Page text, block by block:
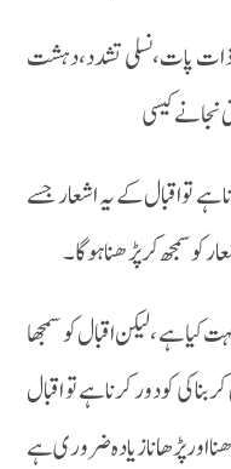
پات،نسلی تشدد،دہشت
نجانے کیسی
ہے تواقبال کے یہ اشعار جسے
کو سمجھ کر پڑھنا ہوگا۔
ہے ، لیکن اقبال کو سمجھا
کو دور کرنا ہے تو اقبال
اور پڑھانا زیادہ ضروری ہے